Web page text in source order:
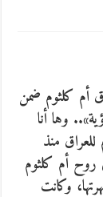
كلثوم ضمن
وها أنا
منذ
روح أم كلثوم
وكانت